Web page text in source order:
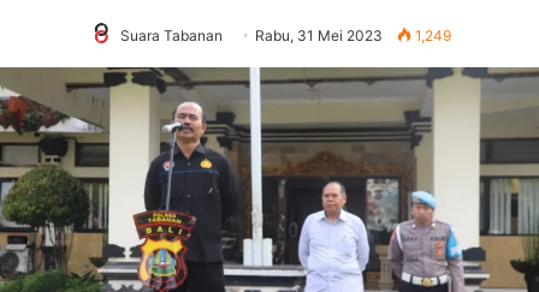
Suara Tabanan Rabu, 31 Mei 2023 1,249